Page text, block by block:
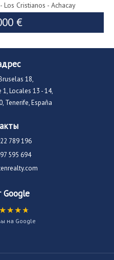
Los Cristianos - Achacay
€
18,
Locales 13 - 14,
Tenerife, España
789 196
595 694
Google
на Google